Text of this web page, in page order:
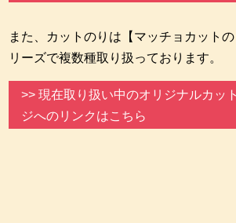
また、カットのりは【マッチョカット
リーズで複数種取り扱っております。
>> 現在取り扱い中のオリジナルカッ
ジへのリンクはこちら